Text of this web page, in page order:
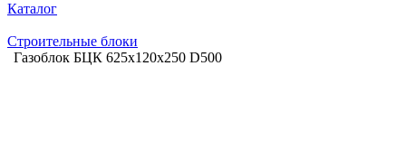
Каталог
Строительные блоки
Газоблок БЦК 625х120х250 D500